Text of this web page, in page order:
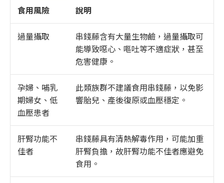
食用風險
說明
過量攝取
串錢藤含有大量生物鹼，過量攝取可
能導致噁心、嘔吐等不適症狀，甚至
危害健康。
孕婦、哺乳
期婦女、低
血壓患者
此類族群不建議食用串錢藤，以免影
響胎兒、產後復原或血壓穩定。
肝腎功能不
佳者
串錢藤具有清熱解毒作用，可能加重
肝腎負擔，故肝腎功能不佳者應避免
食用。